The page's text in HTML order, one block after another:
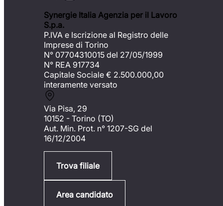
Synergie Italia Agenzia per il Lavoro
S.p.a.
P.IVA e Iscrizione al Registro delle
Imprese di Torino
N° 07704310015 del 27/05/1999
N° REA 917734
Capitale Sociale € 2.500.000,00
interamente versato
Via Pisa, 29
10152 - Torino (TO)
Aut. Min. Prot. n° 1207-SG del
16/12/2004
Trova filiale
Area candidato